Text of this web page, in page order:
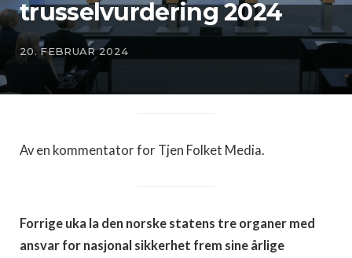
trusselvurdering 2024
20. FEBRUAR 2024
Av en kommentator for Tjen Folket Media.
Forrige uka la den norske statens tre organer med
ansvar for nasjonal sikkerhet frem sine årlige